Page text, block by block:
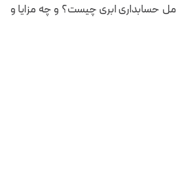
حسابداری ابری چیست؟ و چه مزایا و